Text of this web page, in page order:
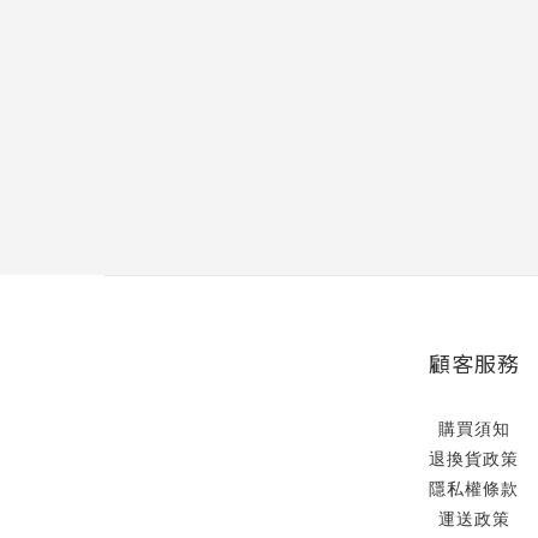
顧客服務
購買須知
退換貨政策
隱私權條款
運送政策